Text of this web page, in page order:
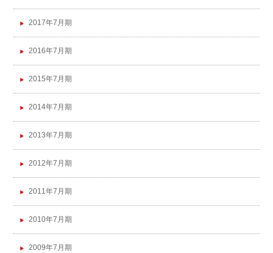
2017年7月期
2016年7月期
2015年7月期
2014年7月期
2013年7月期
2012年7月期
2011年7月期
2010年7月期
2009年7月期